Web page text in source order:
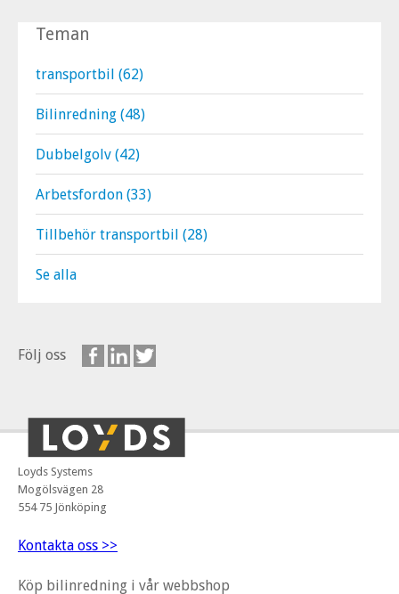
Teman
transportbil (62)
Bilinredning (48)
Dubbelgolv (42)
Arbetsfordon (33)
Tillbehör transportbil (28)
Se alla
Följ oss
Loyds Systems
Mogölsvägen 28
554 75 Jönköping
Kontakta oss >>
Köp bilinredning i vår webbshop